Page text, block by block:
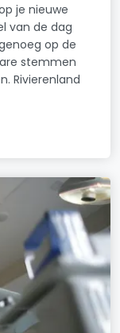
je nieuwe
van de dag
op de
stemmen
Rivierenland